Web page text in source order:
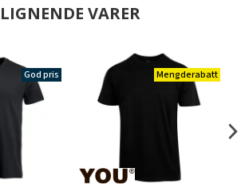
LIGNENDE VARER
God pris Mengderabatt